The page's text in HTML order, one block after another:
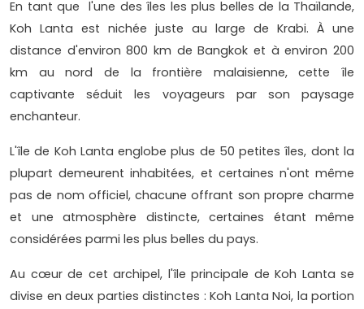
En tant que l'une des îles les plus belles de la Thaïlande,
Koh Lanta est nichée juste au large de Krabi. À une
distance d'environ 800 km de Bangkok et à environ 200
km au nord de la frontière malaisienne, cette île
captivante séduit les voyageurs par son paysage
enchanteur.
L'île de Koh Lanta englobe plus de 50 petites îles, dont la
plupart demeurent inhabitées, et certaines n'ont même
pas de nom officiel, chacune offrant son propre charme
et une atmosphère distincte, certaines étant même
considérées parmi les plus belles du pays.
Au cœur de cet archipel, l'île principale de Koh Lanta se
divise en deux parties distinctes : Koh Lanta Noi, la portion